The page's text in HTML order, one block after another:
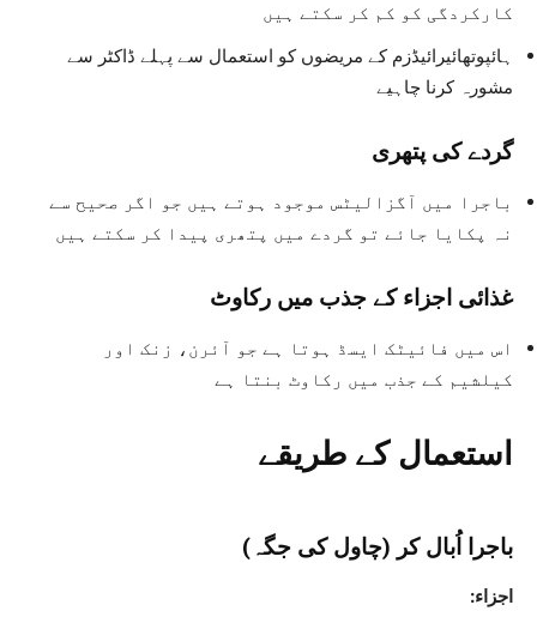
کارکردگی کو کم کر سکتے ہیں
ہائپوتھائیرائیڈزم کے مریضوں کو استعمال سے پہلے ڈاکٹر سے
مشورہ کرنا چاہیے
گردے کی پتھری
باجرا میں آگزالیٹس موجود ہوتے ہیں جو اگر صحیح سے
نہ پکایا جائے تو گردے میں پتھری پیدا کر سکتے ہیں
غذائی اجزاء کے جذب میں رکاوٹ
اس میں فائیٹک ایسڈ ہوتا ہے جو آئرن، زنک اور
کیلشیم کے جذب میں رکاوٹ بنتا ہے
استعمال کے طریقے
باجرا اُبال کر (چاول کی جگہ)
اجزاء: